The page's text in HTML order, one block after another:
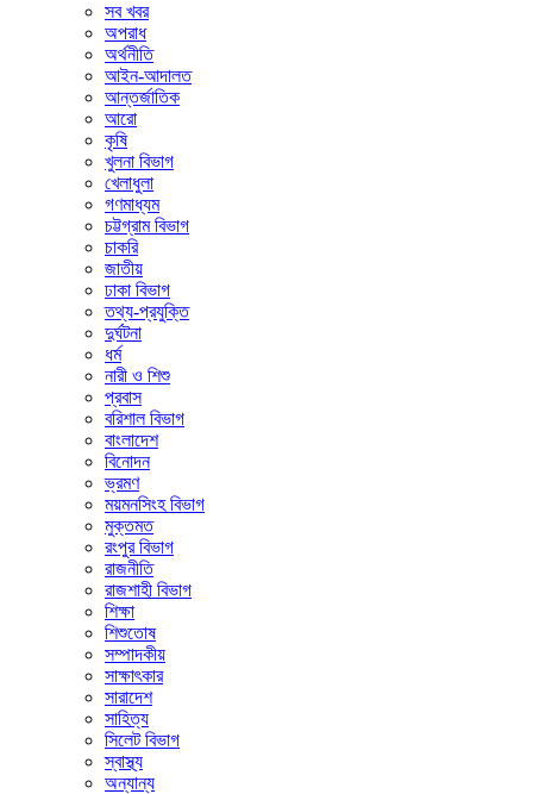
সব খবর
অপরাধ
অর্থনীতি
আইন-আদালত
আন্তর্জাতিক
আরো
কৃষি
খুলনা বিভাগ
খেলাধুলা
গণমাধ্যম
চট্টগ্রাম বিভাগ
চাকরি
জাতীয়
ঢাকা বিভাগ
তথ্য-প্রযুক্তি
দুর্ঘটনা
ধর্ম
নারী ও শিশু
প্রবাস
বরিশাল বিভাগ
বাংলাদেশ
বিনোদন
ভ্রমণ
ময়মনসিংহ বিভাগ
মুক্তমত
রংপুর বিভাগ
রাজনীতি
রাজশাহী বিভাগ
শিক্ষা
শিশুতোষ
সম্পাদকীয়
সাক্ষাৎকার
সারাদেশ
সাহিত্য
সিলেট বিভাগ
স্বাস্থ্য
অন্যান্য